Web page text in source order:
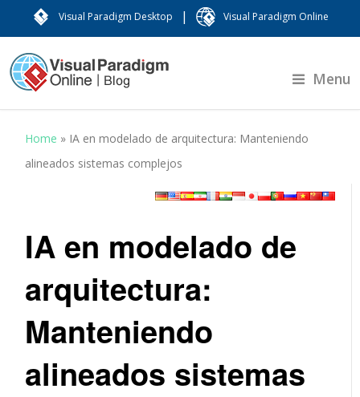
Visual Paradigm Desktop | Visual Paradigm Online
Menu
Home » IA en modelado de arquitectura: Manteniendo
alineados sistemas complejos
IA en modelado de
arquitectura:
Manteniendo
alineados sistemas